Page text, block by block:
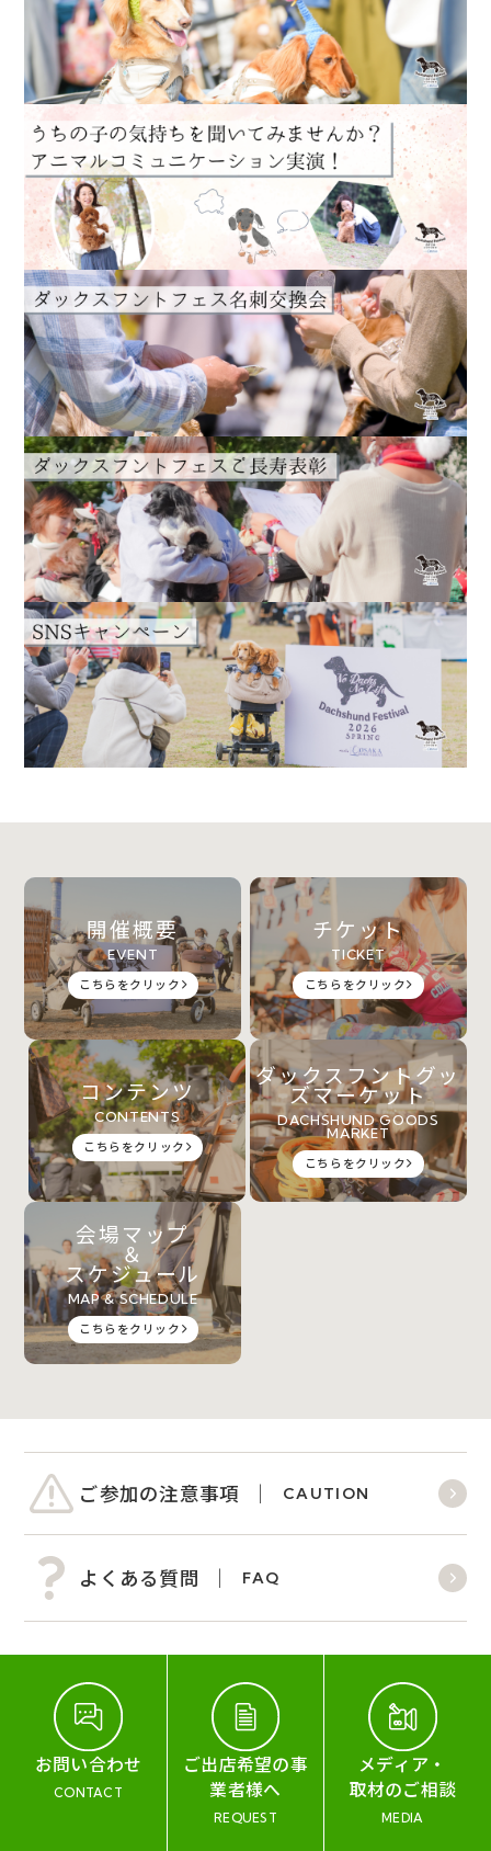
開催概要
EVENT
こちらをクリック
チケット
TICKET
こちらをクリック
コンテンツ
CONTENTS
こちらをクリック
ダックスフントグッ
ズマーケット
DACHSHUND GOODS
MARKET
こちらをクリック
会場マップ
＆
スケジュール
MAP & SCHEDULE
こちらをクリック
ご参加の注意事項 CAUTION
よくある質問 FAQ
お問い合わせ
CONTACT
ご出店希望の事
業者様へ
REQUEST
メディア・
取材のご相談
MEDIA